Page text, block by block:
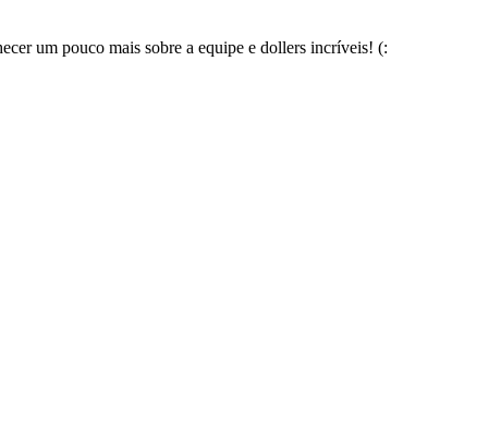
um pouco mais sobre a equipe e dollers incríveis! (: